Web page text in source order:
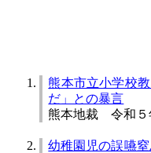
熊本市立小学校
だ」との暴言
熊本地裁 令和５
幼稚園児の誤嚥